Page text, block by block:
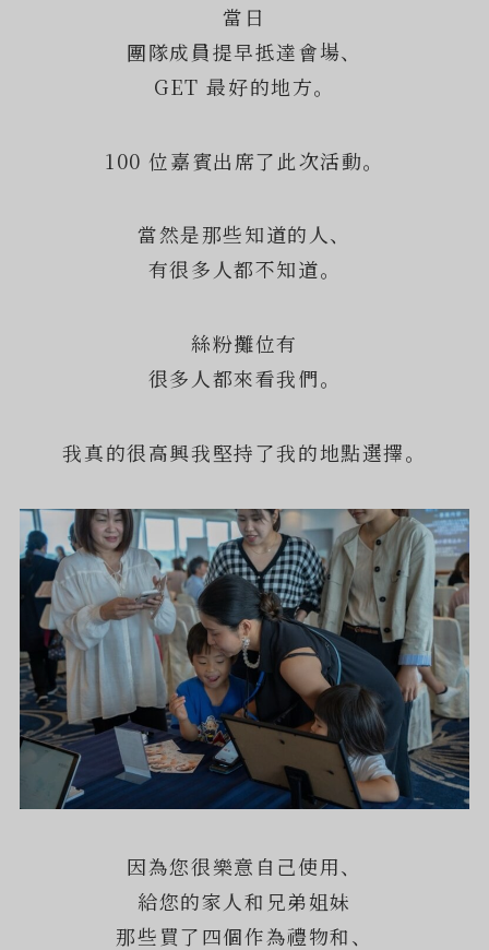
當日
團隊成員提早抵達會場、
GET 最好的地方。
100 位嘉賓出席了此次活動。
當然是那些知道的人、
有很多人都不知道。
絲粉攤位有
很多人都來看我們。
我真的很高興我堅持了我的地點選擇。
因為您很樂意自己使用、
給您的家人和兄弟姐妹
那些買了四個作為禮物和、